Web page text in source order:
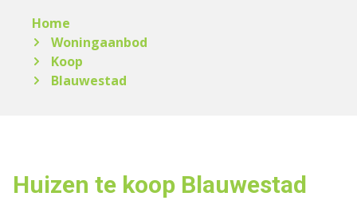
Home
Woningaanbod
Koop
Blauwestad
Huizen te koop Blauwestad